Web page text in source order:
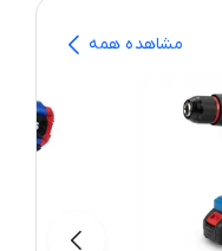
مشاهده همه